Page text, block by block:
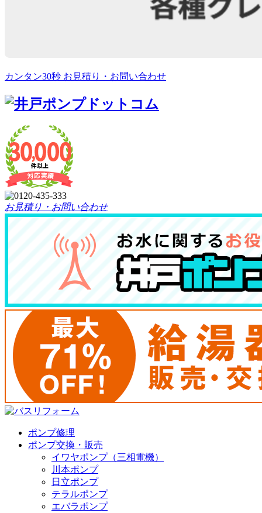
カンタン30秒 お見積り・お問い合わせ
お見積り・お問い合わせ
ポンプ修理
ポンプ交換・販売
イワヤポンプ（三相電機）
川本ポンプ
日立ポンプ
テラルポンプ
エバラポンプ